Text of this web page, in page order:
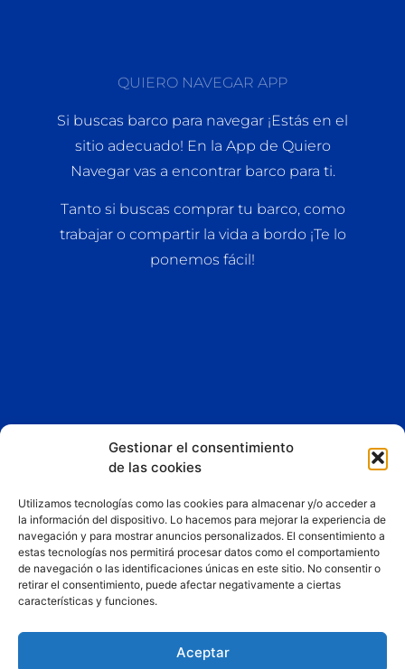
Gestionar el consentimiento
de las cookies
Utilizamos tecnologías como las cookies para almacenar y/o acceder a
la información del dispositivo. Lo hacemos para mejorar la experiencia de
navegación y para mostrar anuncios personalizados. El consentimiento a
estas tecnologías nos permitirá procesar datos como el comportamiento
de navegación o las identificaciones únicas en este sitio. No consentir o
retirar el consentimiento, puede afectar negativamente a ciertas
características y funciones.
Aceptar
QUIERO NAVEGAR APP
Si buscas barco para navegar ¡Estás en el
sitio adecuado! En la App de Quiero
Navegar vas a encontrar barco para ti.
Tanto si buscas comprar tu barco, como
trabajar o compartir la vida a bordo ¡Te lo
ponemos fácil!
Esta App y sitio web asociado son propiedad de
Liberty
Consigue un 25% de descuento fijo en los planes de
hosting y mantenimiento web de Liberty Dreams LTD por
ser usuario de nuestra web.
Puedes reclamar esta oferta con el cupón